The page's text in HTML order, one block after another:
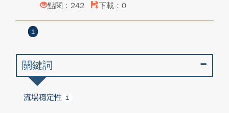
點閱：242
下載：0
1
關鍵詞
流場穩定性 1